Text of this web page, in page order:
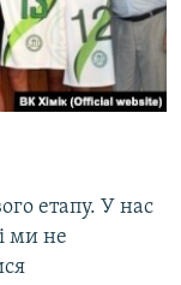
етапу. У нас
ми не